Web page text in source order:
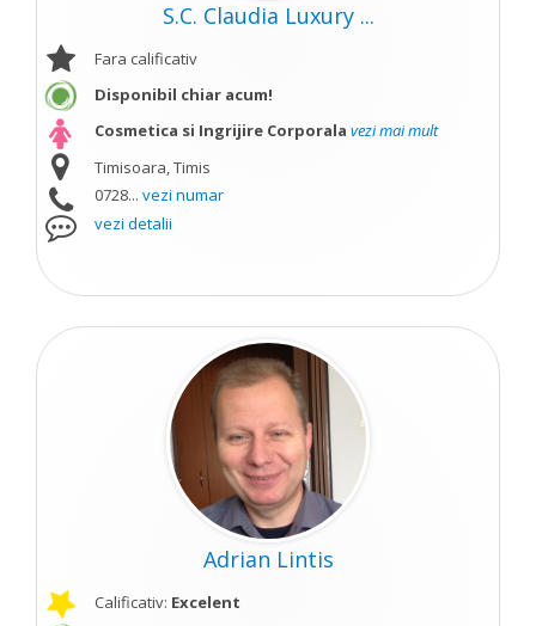
S.C. Claudia Luxury ...
Fara calificativ
Disponibil chiar acum!
Cosmetica si Ingrijire Corporala vezi mai mult
Timisoara, Timis
0728... vezi numar
vezi detalii
Adrian Lintis
Calificativ: Excelent